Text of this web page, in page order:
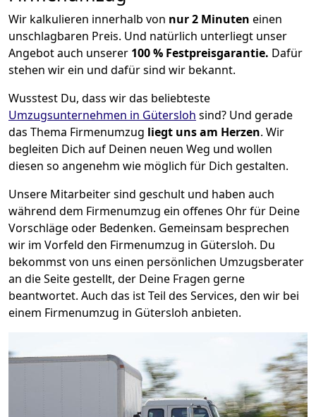
Wir kalkulieren innerhalb von nur 2 Minuten einen
unschlagbaren Preis. Und natürlich unterliegt unser
Angebot auch unserer 100 % Festpreisgarantie. Dafür
stehen wir ein und dafür sind wir bekannt.
Wusstest Du, dass wir das beliebteste
Umzugsunternehmen in Gütersloh sind? Und gerade
das Thema Firmenumzug liegt uns am Herzen. Wir
begleiten Dich auf Deinen neuen Weg und wollen
diesen so angenehm wie möglich für Dich gestalten.
Unsere Mitarbeiter sind geschult und haben auch
während dem Firmenumzug ein offenes Ohr für Deine
Vorschläge oder Bedenken. Gemeinsam besprechen
wir im Vorfeld den Firmenumzug in Gütersloh. Du
bekommst von uns einen persönlichen Umzugsberater
an die Seite gestellt, der Deine Fragen gerne
beantwortet. Auch das ist Teil des Services, den wir bei
einem Firmenumzug in Gütersloh anbieten.